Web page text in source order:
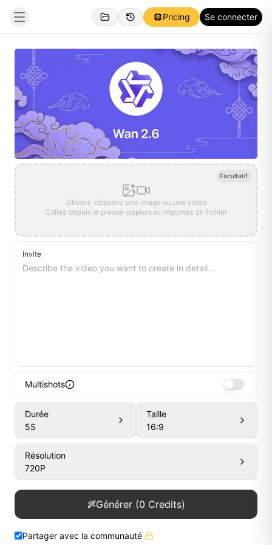
Pricing Se connecter
Facultatif
Glissez-déposez une image ou une vidéo
Collez depuis le presse-papiers ou importez un fichier
Invite
Multishots
Durée
5S
Taille
16:9
Résolution
720P
Générer(0 Credits)
Partager avec la communauté